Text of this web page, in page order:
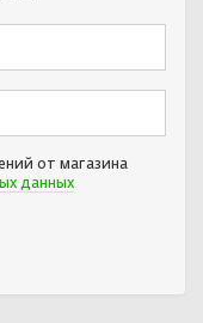
от магазина
данных